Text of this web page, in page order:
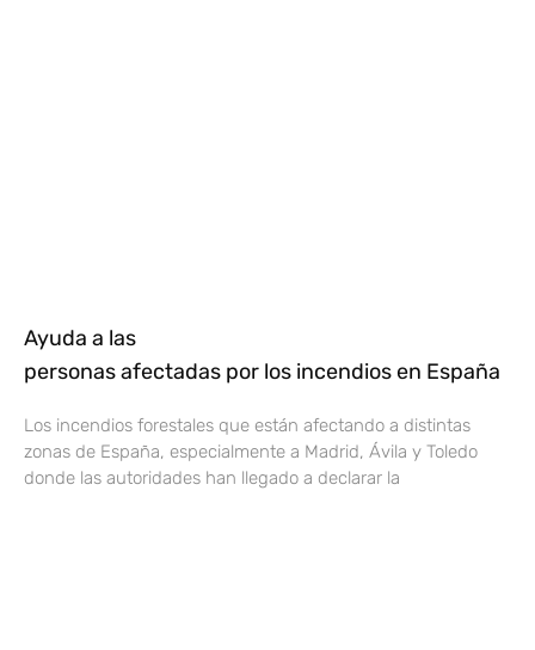
Ayuda a las
personas afectadas por los incendios en España
Los incendios forestales que están afectando a distintas
zonas de España, especialmente a Madrid, Ávila y Toledo
donde las autoridades han llegado a declarar la